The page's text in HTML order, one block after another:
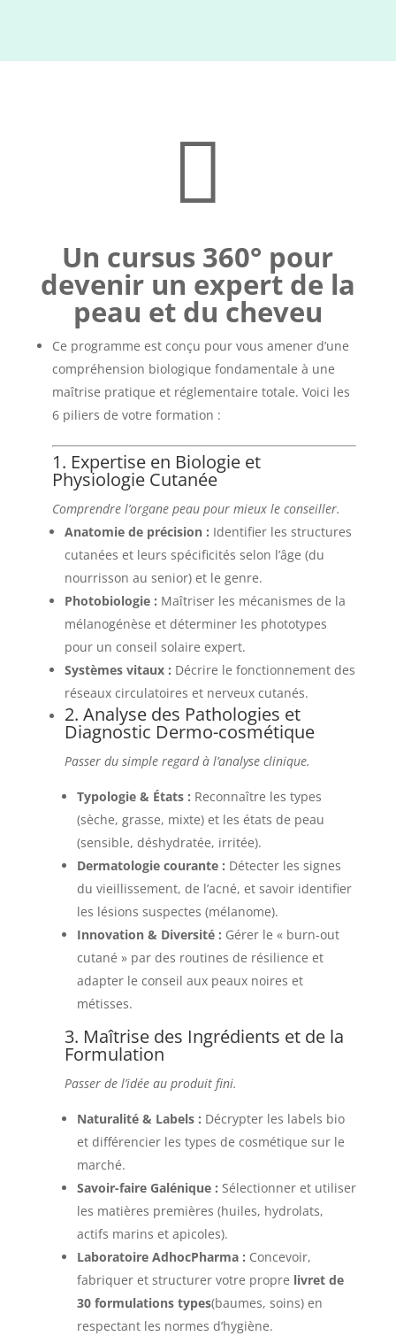

Un cursus 360° pour
devenir un expert de la
peau et du cheveu
Ce programme est conçu pour vous amener d’une
compréhension biologique fondamentale à une
maîtrise pratique et réglementaire totale. Voici les
6 piliers de votre formation :
1. Expertise en Biologie et
Physiologie Cutanée
Comprendre l’organe peau pour mieux le conseiller.
Anatomie de précision : Identifier les structures
cutanées et leurs spécificités selon l’âge (du
nourrisson au senior) et le genre.
Photobiologie : Maîtriser les mécanismes de la
mélanogénèse et déterminer les phototypes
pour un conseil solaire expert.
Systèmes vitaux : Décrire le fonctionnement des
réseaux circulatoires et nerveux cutanés.
2. Analyse des Pathologies et
Diagnostic Dermo-cosmétique
Passer du simple regard à l’analyse clinique.
Typologie & États : Reconnaître les types
(sèche, grasse, mixte) et les états de peau
(sensible, déshydratée, irritée).
Dermatologie courante : Détecter les signes
du vieillissement, de l’acné, et savoir identifier
les lésions suspectes (mélanome).
Innovation & Diversité : Gérer le « burn-out
cutané » par des routines de résilience et
adapter le conseil aux peaux noires et
métisses.
3. Maîtrise des Ingrédients et de la
Formulation
Passer de l’idée au produit fini.
Naturalité & Labels : Décrypter les labels bio
et différencier les types de cosmétique sur le
marché.
Savoir-faire Galénique : Sélectionner et utiliser
les matières premières (huiles, hydrolats,
actifs marins et apicoles).
Laboratoire AdhocPharma : Concevoir,
fabriquer et structurer votre propre livret de
30 formulations types(baumes, soins) en
respectant les normes d’hygiène.